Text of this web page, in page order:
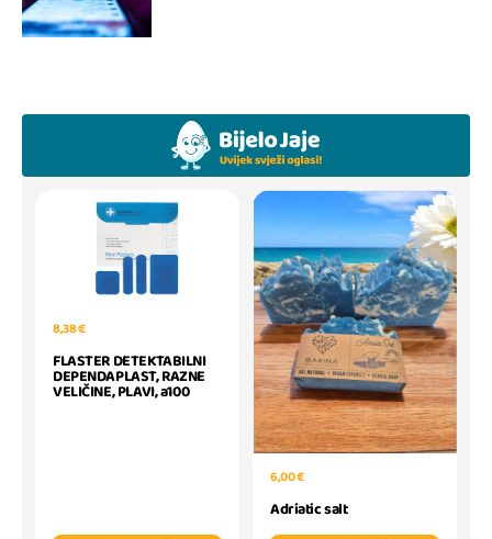
8,38 €
FLASTER DETEKTABILNI
DEPENDAPLAST, RAZNE
VELIČINE, PLAVI, a100
6,00 €
Adriatic salt